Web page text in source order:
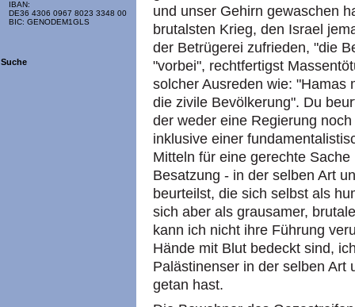
IBAN:
DE36 4306 0967 8023 3348 00
BIC: GENODEM1GLS
Suche
und unser Gehirn gewaschen
brutalsten Krieg, den Israel
der Betrügerei zufrieden, "die
"vorbei", rechtfertigst
solcher Ausreden wie: "Hamas
die zivile Bevölkerung". Du
der weder eine Regierung
inklusive einer
Mitteln für eine gerechte
Besatzung - in der selben Art
beurteilst, die sich selbst als
sich aber als grausamer,
kann ich nicht ihre Führung
Hände mit Blut bedeckt sind,
Palästinenser in der selben Art
getan hast.